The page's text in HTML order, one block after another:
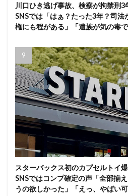
川口ひき逃げ事故、検察が拘禁刑
SNSでは「はぁ？たった3年？司
権にも程がある」「遺族が気の毒で
スターバックス初のカプセルトイ
SNSではコンプ確定の声「全部揃
うの欲しかった」「えっ、やばい可